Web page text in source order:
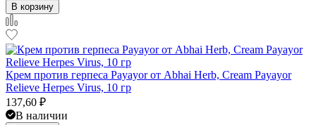
В корзину
Крем против герпеса Payayor от Abhai Herb, Cream Payayor
Relieve Herpes Virus, 10 гр
137,60 ₽
В наличии